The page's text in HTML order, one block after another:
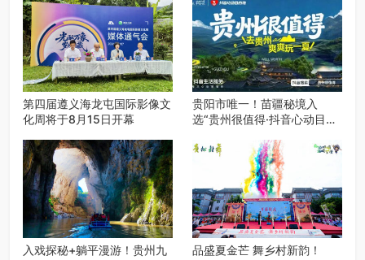
第四届遵义海龙屯国际影像文
化周将于8月15日开幕
贵阳市唯一！苗疆秘境入
选“贵州很值得·抖音心动目的
赴一场秘境之约
入戏探秘+躺平漫游！贵州九
品盛夏金芒 舞乡村新韵！